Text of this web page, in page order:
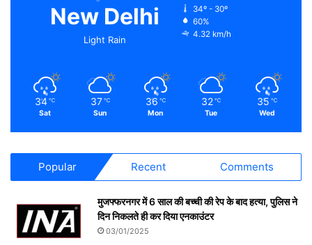
New Delhi
Light Rain
34º - 30º
60%
4.32 km/h
34 ℃
Sat
37 ℃
Sun
36 ℃
Mon
32 ℃
Tue
35 ℃
Wed
Popular Recent Comments
मुजफ्फरनगर में 6 साल की बच्ची की रेप के बाद हत्या, पुलिस ने
दिन निकलते ही कर दिया एनकाउंटर
03/01/2025